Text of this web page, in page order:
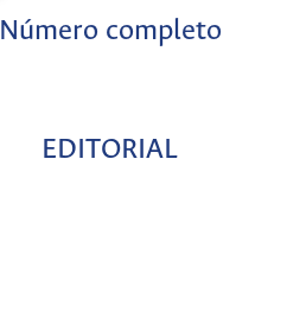
Número completo
EDITORIAL